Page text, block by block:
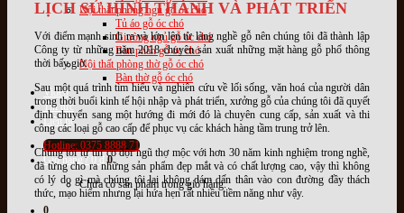
Nội thất phòng ngủ gỗ óc chó
Tủ áo gỗ óc chó
Giường ngủ gỗ óc chó
Bàn phấn gỗ óc chó
Nội thất phòng thờ gỗ óc chó
Bàn thờ gỗ óc chó
Video
Tin tức
Liên hệ
Hotline: 0375 8888 71
Giỏ hàng / 0₫ 0
Chưa có sản phẩm trong giỏ hàng.
0
LỊCH SỬ HÌNH THÀNH VÀ PHÁT TRIỂN
Với điểm mạnh sinh ra và lớn lên từ làng nghề gỗ nên chúng tôi đã thành lập
Công ty từ những năm 2018 chuyên sản xuất những mặt hàng gỗ phổ thông
thời bấy giờ.
Sau một quá trình tìm hiểu và nghiên cứu về lối sống, văn hoá của người dân
trong thời buổi kinh tế hội nhập và phát triển, xưởng gỗ của chúng tôi đã quyết
định chuyển sang một hướng đi mới đó là chuyên cung cấp, sản xuất và thi
công các loại gỗ cao cấp để phục vụ các khách hàng tầm trung trở lên.
Chúng tôi tự tin có đội ngũ thợ mộc với hơn 30 năm kinh nghiệm trong nghề,
đã từng cho ra những sản phẩm đẹp mắt và có chất lượng cao, vậy thì không
có lý do gì mà chúng tôi lại không dám dấn thân vào con đường đầy thách
thức, mạo hiểm nhưng lại hứa hẹn rất nhiều tiềm năng như vậy.